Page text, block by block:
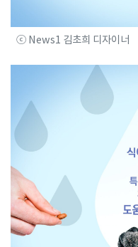
ⓒ News1 김초희 디자이너